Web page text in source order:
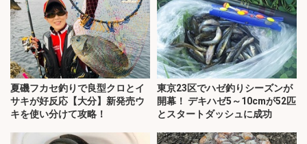
夏磯フカセ釣りで良型クロとイ
サキが好反応【大分】新発売ウ
キを使い分けて攻略！
東京23区でハゼ釣りシーズンが
開幕！ デキハゼ5～10cmが52匹
とスタートダッシュに成功